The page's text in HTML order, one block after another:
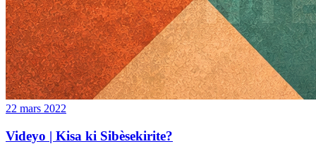
22 mars 2022
Videyo | Kisa ki Sibèsekirite?